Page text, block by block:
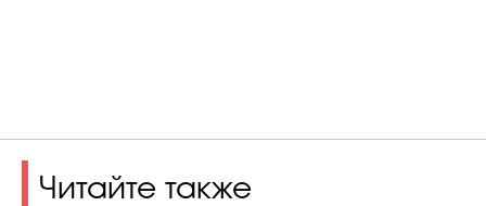
Читайте также